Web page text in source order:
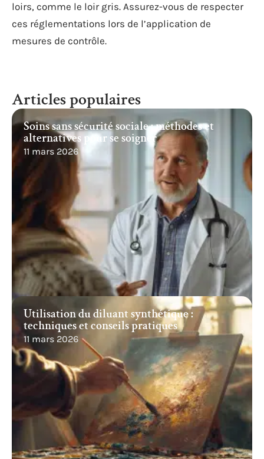
loirs, comme le loir gris. Assurez-vous de respecter
ces réglementations lors de l’application de
mesures de contrôle.
Articles populaires
Soins sans sécurité sociale : méthodes et
alternatives pour se soigner
11 mars 2026
Utilisation du diluant synthétique :
techniques et conseils pratiques
11 mars 2026